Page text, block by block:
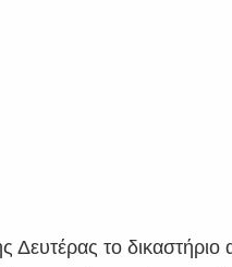
Δευτέρας το